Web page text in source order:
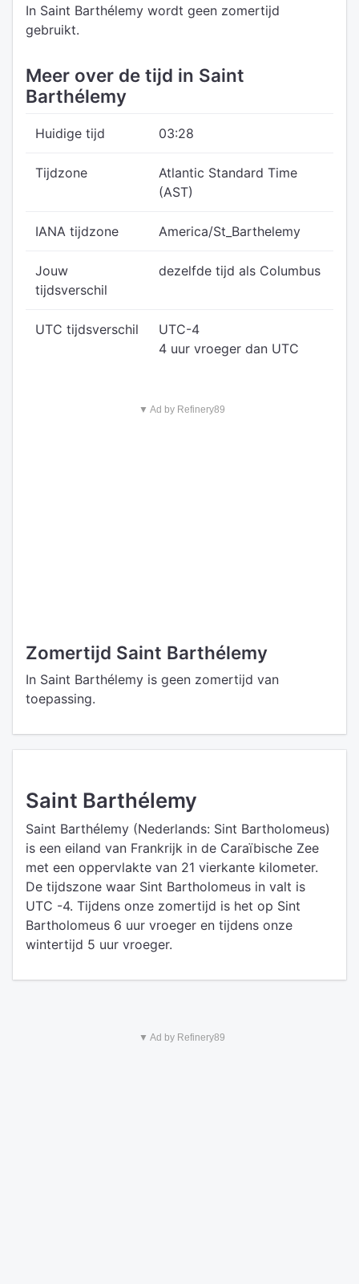
In Saint Barthélemy wordt geen zomertijd
gebruikt.
Meer over de tijd in Saint
Barthélemy
Huidige tijd 03:28
Tijdzone
Atlantic Standard Time
(AST)
IANA tijdzone America/St_Barthelemy
Jouw
tijdsverschil
dezelfde tijd als Columbus
UTC tijdsverschil
UTC-4
4 uur vroeger dan UTC
▼ Ad by Refinery89
Zomertijd Saint Barthélemy
In Saint Barthélemy is geen zomertijd van
toepassing.
Saint Barthélemy
Saint Barthélemy (Nederlands: Sint Bartholomeus)
is een eiland van Frankrijk in de Caraïbische Zee
met een oppervlakte van 21 vierkante kilometer.
De tijdszone waar Sint Bartholomeus in valt is
UTC -4. Tijdens onze zomertijd is het op Sint
Bartholomeus 6 uur vroeger en tijdens onze
wintertijd 5 uur vroeger.
▼ Ad by Refinery89